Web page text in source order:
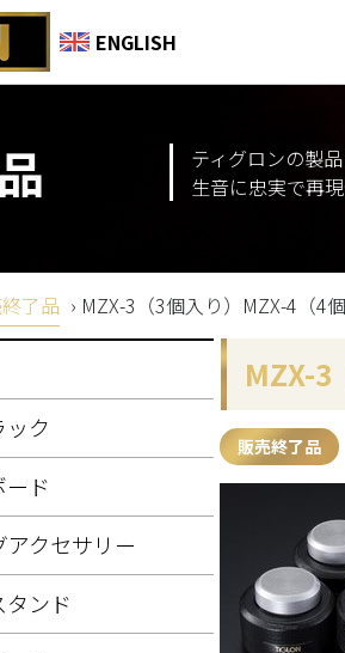
ENGLISH
ティグロンの製
生音に忠実で再
了品 › MZX-3（3個入り）MZX-4（4個
ック
ード
クセサリー
タンド
MZX-3
販売終了品